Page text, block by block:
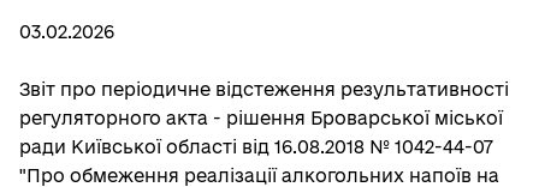
03.02.2026
Звіт про періодичне відстеження результативності
регуляторного акта - рішення Броварської міської
ради Київської області від 16.08.2018 № 1042-44-07
"Про обмеження реалізації алкогольних напоїв на